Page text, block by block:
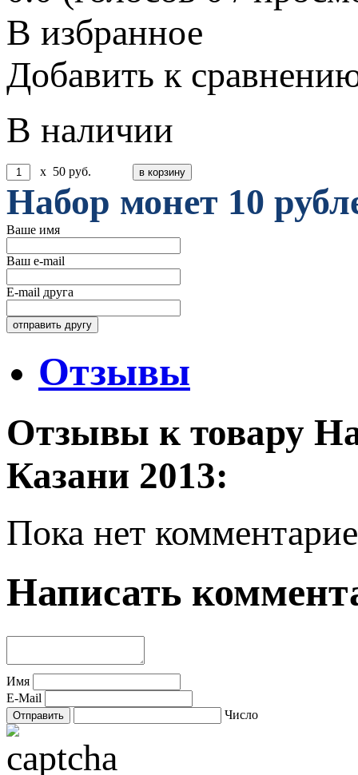
В избранное
Добавить к
В наличии
x 50 руб.
Набор монет 10
Ваше имя
Ваш e-mail
E-mail друга
Отзывы
Отзывы к товару
Казани 2013:
Пока нет
Написать
Имя
E-Mail
Число